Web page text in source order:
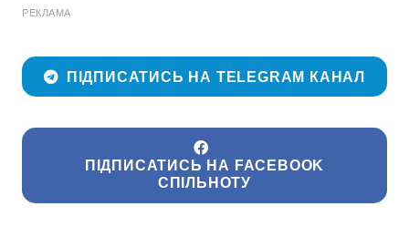
РЕКЛАМА
ПІДПИСАТИСЬ НА TELEGRAM КАНАЛ
ПІДПИСАТИСЬ НА FACEBOOK
СПІЛЬНОТУ